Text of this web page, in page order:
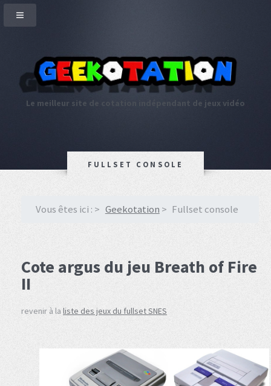
Le meilleur site de cotation indépendant de jeux vidéo
FULLSET CONSOLE
Vous êtes ici : Geekotation Fullset console
Cote argus du jeu Breath of Fire
II
revenir à la liste des jeux du fullset SNES